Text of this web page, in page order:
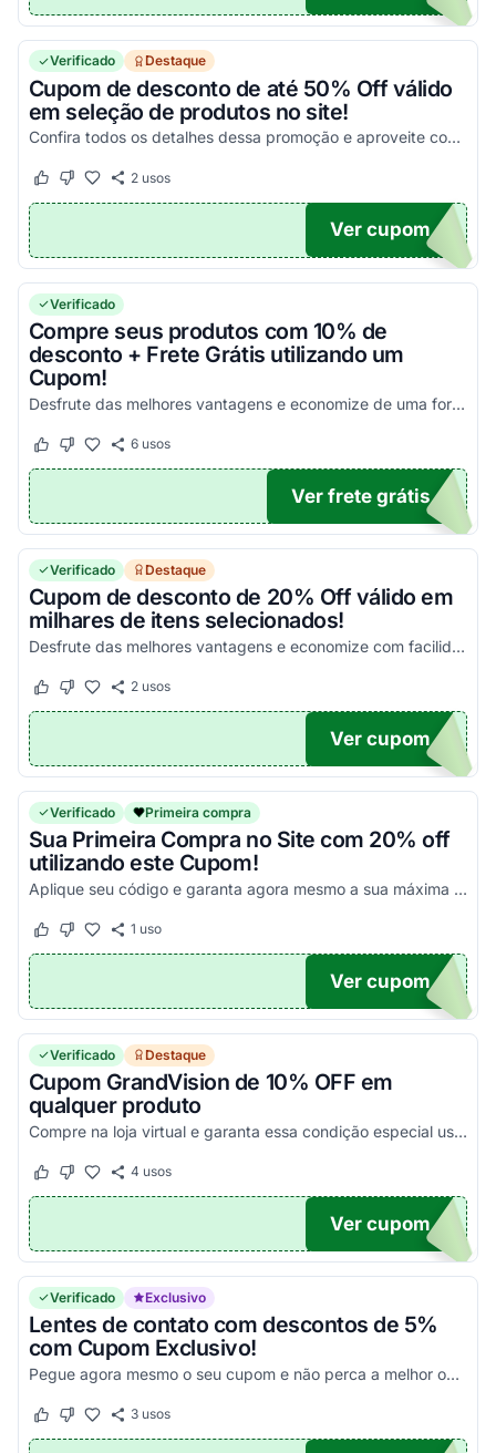
Verificado Destaque
Cupom de desconto de até 50% Off válido
em seleção de produtos no site!
Confira todos os detalhes dessa promoção e aproveite com os melhores descontos!
Este cupom funcionou
Este cupom não funcionou
2usos
GV
Ver cupom
Verificado
Compre seus produtos com 10% de
desconto + Frete Grátis utilizando um
Cupom!
Desfrute das melhores vantagens e economize de uma forma simples nas suas compras!
Este cupom funcionou
Este cupom não funcionou
6usos
QUI
Ver frete grátis
Verificado Destaque
Cupom de desconto de 20% Off válido em
milhares de itens selecionados!
Desfrute das melhores vantagens e economize com facilidade nas suas compras!
Este cupom funcionou
Este cupom não funcionou
2usos
LINE
Ver cupom
Verificado Primeira compra
Sua Primeira Compra no Site com 20% off
utilizando este Cupom!
Aplique seu código e garanta agora mesmo a sua máxima economia nas suas compras!
Este cupom funcionou
Este cupom não funcionou
1 uso
MPRA
Ver cupom
Verificado Destaque
Cupom GrandVision de 10% OFF em
qualquer produto
Compre na loja virtual e garanta essa condição especial usando o voucher. Exceto nas lentes de contato Acuvue Oasys com Hydraclear Plus e Acuvue 2. Corra que é por tempo limitado.
Este cupom funcionou
Este cupom não funcionou
4 usos
O10
Ver cupom
Verificado Exclusivo
Lentes de contato com descontos de 5%
com Cupom Exclusivo!
Pegue agora mesmo o seu cupom e não perca a melhor oportunidade para economizar!
Este cupom funcionou
Este cupom não funcionou
3usos